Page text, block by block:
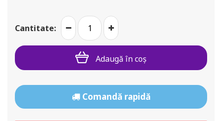
Cantitate:
Adaugă în coş
Comandă rapidă